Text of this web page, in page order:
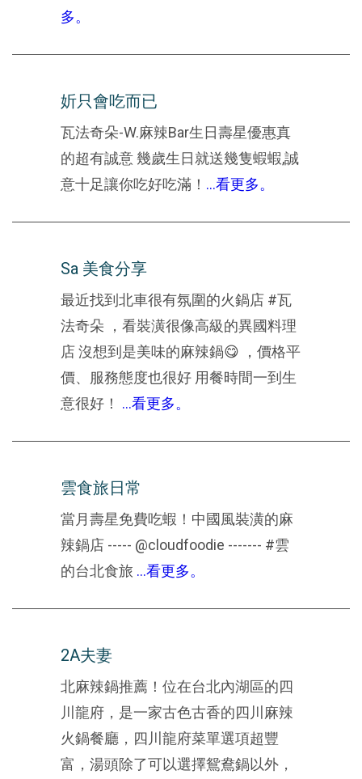
多。
妡只會吃而已
瓦法奇朵-W.麻辣Bar生日壽星優惠真
的超有誠意 幾歲生日就送幾隻蝦蝦,誠
意十足讓你吃好吃滿！ ...看更多。
Sa 美食分享
最近找到北車很有氛圍的火鍋店 #瓦
法奇朵 ，看裝潢很像高級的異國料理
店 沒想到是美味的麻辣鍋😋 ，價格平
價、服務態度也很好 用餐時間一到生
意很好！ ...看更多。
雲食旅日常
當月壽星免費吃蝦！中國風裝潢的麻
辣鍋店 ----- @cloudfoodie ------- #雲
的台北食旅 ...看更多。
2A夫妻
北麻辣鍋推薦！位在台北內湖區的四
川龍府，是一家古色古香的四川麻辣
火鍋餐廳，四川龍府菜單選項超豐
富，湯頭除了可以選擇鴛鴦鍋以外，